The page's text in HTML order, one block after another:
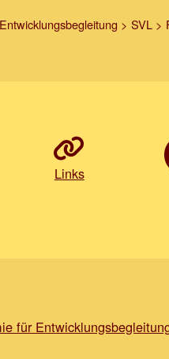
>SVL >
Links
für